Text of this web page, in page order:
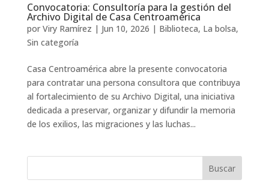
Convocatoria: Consultoría para la gestión del
Archivo Digital de Casa Centroamérica
por Viry Ramírez | Jun 10, 2026 | Biblioteca, La bolsa,
Sin categoría
Casa Centroamérica abre la presente convocatoria
para contratar una persona consultora que contribuya
al fortalecimiento de su Archivo Digital, una iniciativa
dedicada a preservar, organizar y difundir la memoria
de los exilios, las migraciones y las luchas...
Buscar